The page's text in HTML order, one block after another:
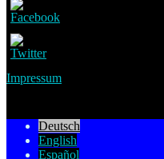
Impressum
Deutsch
English
Español